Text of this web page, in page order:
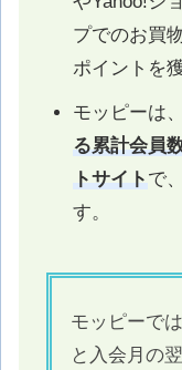
プでのお買
ポイントを
モッピーは、
る累計会員
トサイト で
す。
モッピーで
と入会月の